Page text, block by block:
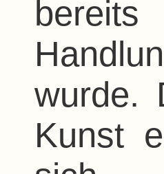
wurde.
Kunst